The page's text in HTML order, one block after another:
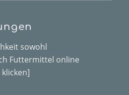
sowohl
Futtermittel online